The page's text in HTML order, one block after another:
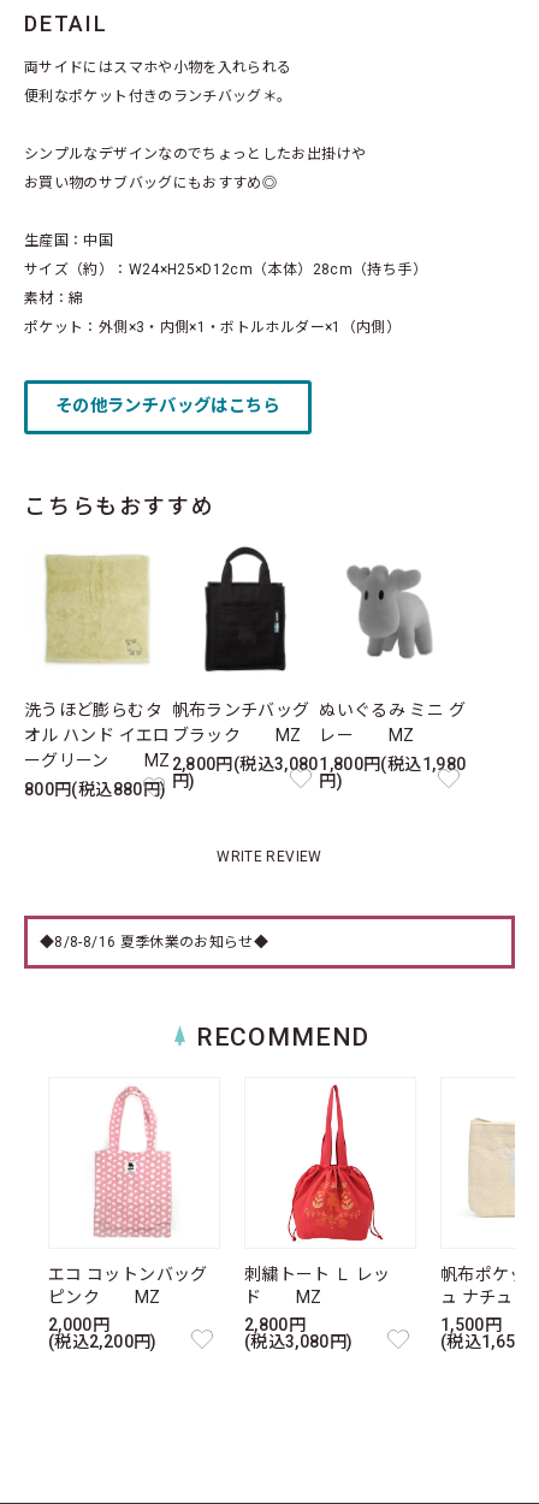
DETAIL
両サイドにはスマホや小物を入れられる
便利なポケット付きのランチバッグ＊。
シンプルなデザインなのでちょっとしたお出掛けや
お買い物のサブバッグにもおすすめ◎
生産国：中国
サイズ（約）：W24×H25×D12cm（本体）28cm（持ち手）
素材：綿
ポケット：外側×3・内側×1・ボトルホルダー×1（内側）
その他ランチバッグはこちら
こちらもおすすめ
洗うほど膨らむタ
オル ハンド イエロ
ーグリーン MZ
800円(税込880円)
帆布ランチバッグ
ブラック MZ
2,800円(税込3,080
円)
ぬいぐるみ ミニ グ
レー MZ
1,800円(税込1,980
円)
WRITE REVIEW
◆8/8-8/16 夏季休業のお知らせ◆
RECOMMEND
エコ コットンバッグ
ピンク MZ
2,000円
(税込2,200円)
刺繍トート Ｌ レッ
ド MZ
2,800円
(税込3,080円)
帆布ポケッ
ュ ナチュ
1,500円
(税込1,650